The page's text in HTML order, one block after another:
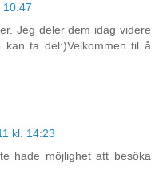
10:47
Jeg deler dem idag videre
ta del:)Velkommen til å
kl. 14:23
hade möjlighet att besöka